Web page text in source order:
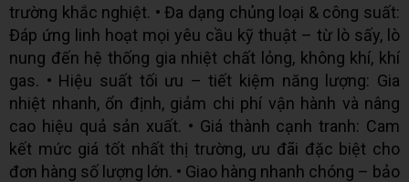
trường khắc nghiệt. • Đa dạng chủng loại & công suất:
Đáp ứng linh hoạt mọi yêu cầu kỹ thuật – từ lò sấy, lò
nung đến hệ thống gia nhiệt chất lỏng, không khí, khí
gas. • Hiệu suất tối ưu – tiết kiệm năng lượng: Gia
nhiệt nhanh, ổn định, giảm chi phí vận hành và nâng
cao hiệu quả sản xuất. • Giá thành cạnh tranh: Cam
kết mức giá tốt nhất thị trường, ưu đãi đặc biệt cho
đơn hàng số lượng lớn. • Giao hàng nhanh chóng – bảo